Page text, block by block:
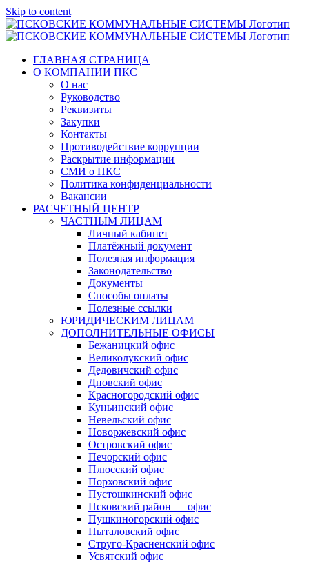
Skip to content
ГЛАВНАЯ СТРАНИЦА
О КОМПАНИИ ПКС
О нас
Руководство
Реквизиты
Закупки
Контакты
Противодействие коррупции
Раскрытие информации
СМИ о ПКС
Политика конфиденциальности
Вакансии
РАСЧЕТНЫЙ ЦЕНТР
ЧАСТНЫМ ЛИЦАМ
Личный кабинет
Платёжный документ
Полезная информация
Законодательство
Документы
Способы оплаты
Полезные ссылки
ЮРИДИЧЕСКИМ ЛИЦАМ
ДОПОЛНИТЕЛЬНЫЕ ОФИСЫ
Бежаницкий офис
Великолукский офис
Дедовичский офис
Дновский офис
Красногородский офис
Куньинский офис
Невельский офис
Новоржевский офис
Островский офис
Печорский офис
Плюсский офис
Порховский офис
Пустошкинский офис
Псковский район — офис
Пушкиногорский офис
Пыталовский офис
Струго-Красненский офис
Усвятский офис